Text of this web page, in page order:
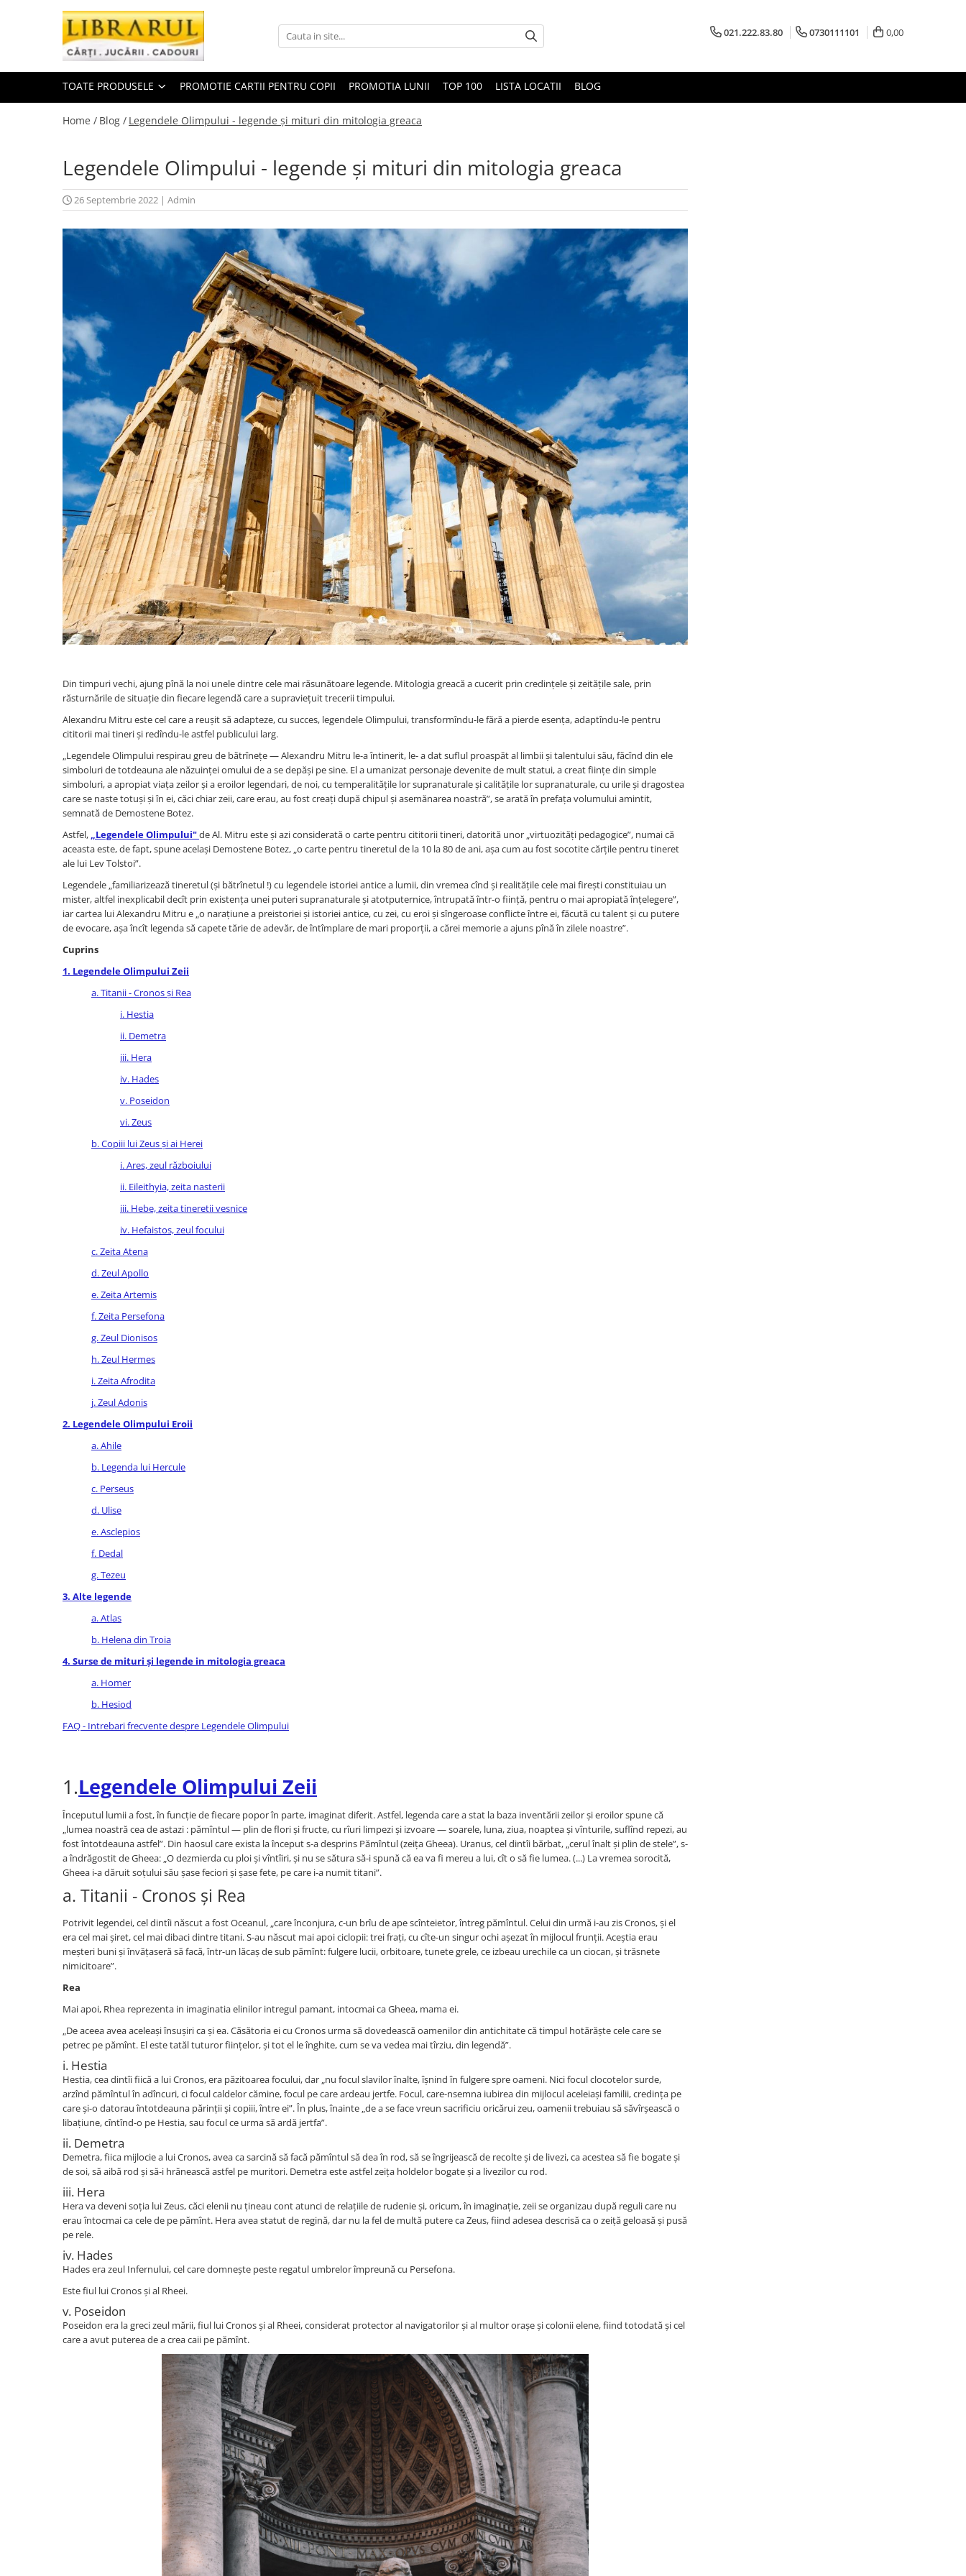
Toate Produsele
Arhitectura
Pictura si desen
Biografii si memorii
Memorii si jurnale
Teorie si critica literara
Business, economie, finante
Finante si investitii
Management si leadership
Resurse umane
Vanzari si marketing
Carte scolara
Atlase, dictionare si enciclopedii
Carte prescolara
Carte scolara
Dictionare de limba romana
Ghiduri de conversatie
Invatamant gimnazial
Invatamant primar
Invatarea limbilor straine
Povesti si povestiri
Carti in limba engleza
Carti pentru copii
Atlase, dictionare si enciclopedii
Benzi desenate
Carte prescolara
Carti de colorat
Carti pentru copii
Literatura si fictiune
Povesti pentru copii
Povesti si povestiri
Dictionare si enciclopedii
Atlase, dictionare si enciclopedii
Dictionare de limba romana
Dictionare tematice
Enciclopedii
Crime, Thriller, Mistery
Literatura de divertisment
Literatura romana
Publicistica, eseu
Science Fiction
Filologie, Filosofie
Alimentatie vegetariana
Arte si tehnici culinare
Bauturi si cocktailuri
Conservarea si pastrarea
alimentelor
Ghiduri de calatorie, harti
Ghiduri de calatorie
Hobby, timp liber
Casa, gradina
Invatamant superior
Cursuri universitare
Biografii, memorii si jurnale
Istoria comunismului
Istoria romanilor
Istorie antica, medievala si
Istorie contemporana universala
Istorie sociala si culturala
Mari puteri ale lumii
Primul Razboi Mondial
Servicii secrete
Limbi straine
Ghiduri de conversatie
Invatarea limbilor straine
Parenting si familie
Dezvoltare personala (familie)
Mama si copilul
Relatii de familie si sanatate
Psihologie, Pedagogie si
Dezvoltare Personala
Dezvoltare personala
Psihologia copilului si dezvoltarii
Psihologie cognitiva si a emotiilor
021.222.83.80 0730111101 0,00
TOATE PRODUSELE PROMOTIE CARTII PENTRU COPII PROMOTIA LUNII TOP 100 LISTA LOCATII BLOG
Home / Blog / Legendele Olimpului - legende și mituri din mitologia greaca
Legendele Olimpului - legende și mituri din mitologia greaca
26 Septembrie 2022 | Admin
Din timpuri vechi, ajung pînă la noi unele dintre cele mai răsunătoare legende. Mitologia greacă a cucerit prin credințele și zeitățile sale, prin
răsturnările de situație din fiecare legendă care a supraviețuit trecerii timpului.
Alexandru Mitru este cel care a reușit să adapteze, cu succes, legendele Olimpului, transformîndu-le fără a pierde esența, adaptîndu-le pentru
cititorii mai tineri și redîndu-le astfel publicului larg.
„Legendele Olimpului respirau greu de bătrînețe — Alexandru Mitru le-a întinerit, le- a dat suflul proaspăt al limbii și talentului său, făcînd din ele
simboluri de totdeauna ale năzuinței omului de a se depăși pe sine. El a umanizat personaje devenite de mult statui, a creat ființe din simple
simboluri, a apropiat viața zeilor și a eroilor legendari, de noi, cu temperalitățile lor supranaturale și calitățile lor supranaturale, cu urile și dragostea
care se naste totuși și în ei, căci chiar zeii, care erau, au fost creați după chipul și asemănarea noastră”, se arată în prefața volumului amintit,
semnată de Demostene Botez.
Astfel, „Legendele Olimpului"de Al. Mitru este și azi considerată o carte pentru cititorii tineri, datorită unor „virtuozități pedagogice”, numai că
aceasta este, de fapt, spune același Demostene Botez, „o carte pentru tineretul de la 10 la 80 de ani, așa cum au fost socotite cărțile pentru tineret
ale lui Lev Tolstoi”.
Legendele „familiarizează tineretul (și bătrînetul !) cu legendele istoriei antice a lumii, din vremea cînd și realitățile cele mai firești constituiau un
mister, altfel inexplicabil decît prin existența unei puteri supranaturale și atotputernice, întrupată într-o ființă, pentru o mai apropiată înțelegere”,
iar cartea lui Alexandru Mitru e „o narațiune a preistoriei și istoriei antice, cu zei, cu eroi și sîngeroase conflicte între ei, făcută cu talent și cu putere
de evocare,așa încît legenda să capete tărie de adevăr, de întîmplare de mari proporții, a cărei memorie a ajuns pînă în zilele noastre”.
Cuprins
1. Legendele Olimpului Zeii
a. Titanii - Cronos și Rea
i. Hestia
ii. Demetra
iii. Hera
iv. Hades
v. Poseidon
vi. Zeus
b. Copiii lui Zeus și ai Herei
i. Ares, zeul războiului
ii. Eileithyia, zeita nasterii
iii. Hebe, zeita tineretii vesnice
iv. Hefaistos, zeul focului
c. Zeita Atena
d. Zeul Apollo
e. Zeita Artemis
f. Zeita Persefona
g. Zeul Dionisos
h. Zeul Hermes
i. Zeita Afrodita
j. Zeul Adonis
2. Legendele Olimpului Eroii
a. Ahile
b. Legenda lui Hercule
c. Perseus
d. Ulise
e. Asclepios
f. Dedal
g. Tezeu
3. Alte legende
a. Atlas
b. Helena din Troia
4. Surse de mituri și legende in mitologia greaca
a. Homer
b. Hesiod
FAQ - Intrebari frecvente despre Legendele Olimpului
1.Legendele Olimpului Zeii
Începutul lumii a fost, în funcție de fiecare popor în parte, imaginat diferit. Astfel, legenda care a stat la baza inventării zeilor și eroilor spune că
„lumea noastră cea de astazi : pămîntul — plin de flori și fructe, cu rîuri limpezi și izvoare — soarele, luna, ziua, noaptea și vînturile, suflînd repezi, au
fost întotdeauna astfel”. Din haosul care exista la început s-a desprins Pămîntul (zeița Gheea). Uranus, cel dintîi bărbat, „cerul înalt și plin de stele”, s-
a îndrăgostit de Gheea: „O dezmierda cu ploi și vîntîiri, și nu se sătura să-i spună că ea va fi mereu a lui, cît o să fie lumea. (...) La vremea sorocită,
Gheea i-a dăruit soțului său șase feciori și șase fete, pe care i-a numit titani”.
a. Titanii - Cronos și Rea
Potrivit legendei, cel dintîi născut a fost Oceanul, „care înconjura, c-un brîu de ape scînteietor, întreg pămîntul. Celui din urmă i-au zis Cronos, și el
era cel maișiret, cel mai dibaci dintre titani. S-au născut mai apoi ciclopii: trei frați, cu cîte-un singur ochi așezat în mijlocul frunții. Aceștia erau
meșteri buni și învățaseră să facă, într-un lăcaș de sub pămînt: fulgere lucii, orbitoare, tunete grele, ce izbeau urechile ca un ciocan, și trăsnete
nimicitoare”.
Rea
Mai apoi, Rhea reprezenta in imaginatia elinilor intregul pamant, intocmai ca Gheea, mama ei.
„De aceea avea aceleași însușiri ca și ea. Căsătoria ei cu Cronos urma să dovedească oamenilor din antichitate că timpul hotărăște cele care se
petrec pe pămînt. El este tatăl tuturor ființelor, și tot el le înghite, cum se va vedea mai tîrziu, din legendă”.
i. Hestia
Hestia, cea dintîi fiică a lui Cronos, era păzitoarea focului, dar „nu focul slavilor înalte, îșnind în fulgere spre oameni. Nici focul clocotelor surde,
arzînd pămîntul în adîncuri, ci focul caldelor cămine, focul pe care ardeau jertfe. Focul, care-nsemna iubirea din mijlocul aceleiași familii, credința pe
care și-o datorau întotdeauna părinții și copiii, între ei”. În plus, înainte „de a se face vreun sacrificiu oricărui zeu, oamenii trebuiau să săvîrșească o
libațiune, cîntînd-o pe Hestia, sau focul ce urma să ardă jertfa”.
ii. Demetra
Demetra, fiica mijlocie a lui Cronos, avea ca sarcină să facă pămîntul să dea în rod, să se îngrijească de recolte și de livezi, ca acestea să fie bogate și
de soi, să aibă rod și să-i hrănească astfel pe muritori. Demetra este astfel zeița holdelor bogate și a livezilor cu rod.
iii. Hera
Hera va deveni soția lui Zeus, căci elenii nu țineau cont atunci de relațiile de rudenie și, oricum, în imaginație, zeii se organizau după reguli care nu
erau întocmai ca cele de pe pămînt. Hera avea statut de regină, dar nu la fel de multă putere ca Zeus, fiind adesea descrisă ca o zeiță geloasă și pusă
pe rele.
iv. Hades
Hades era zeul Infernului, cel care domnește peste regatul umbrelor împreună cu Persefona.
Este fiul lui Cronos și al Rheei.
v. Poseidon
Poseidon era la greci zeul mării, fiul lui Cronos și al Rheei, considerat protector al navigatorilor și al multor orașe și colonii elene, fiind totodată și cel
care a avut puterea de a crea caii pe pămînt.